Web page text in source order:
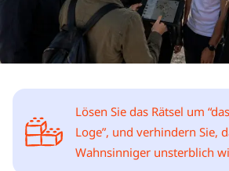
Lösen Sie das Rätsel um
Loge”, und verhindern Sie,
Wahnsinniger unsterblich